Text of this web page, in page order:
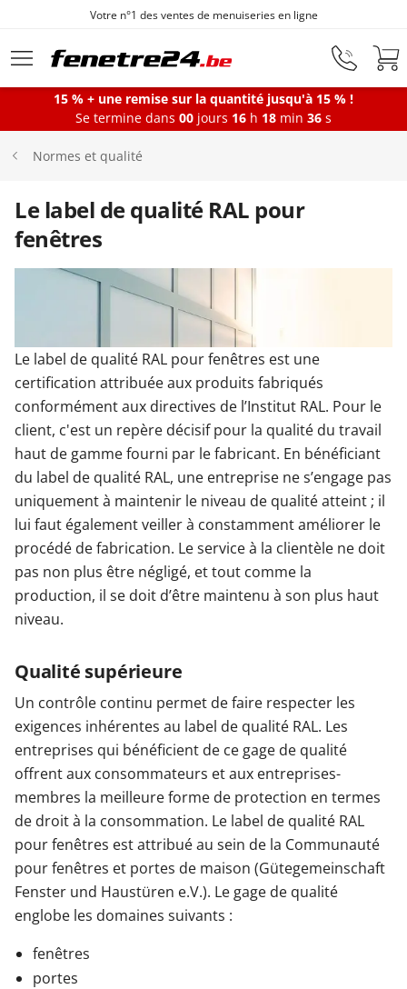
Aller au contenu principal
Votre n°1 des ventes de menuiseries en ligne
Fenêtres
Protections solaires
Garages & Carports
Clôtures et portails
M'identifier
15 % + une remise sur la quantité jusqu'à 15 % !
Se termine dans 00 jours 16 h 18 min 36 s
Normes et qualité
Le label de qualité RAL pour
fenêtres
Le label de qualité RAL pour fenêtres est une
certification attribuée aux produits fabriqués
conformément aux directives de l’Institut RAL. Pour le
client, c'est un repère décisif pour la qualité du travail
haut de gamme fourni par le fabricant. En bénéficiant
du label de qualité RAL, une entreprise ne s’engage pas
uniquement à maintenir le niveau de qualité atteint ; il
lui faut également veiller à constamment améliorer le
procédé de fabrication. Le service à la clientèle ne doit
pas non plus être négligé, et tout comme la
production, il se doit d’être maintenu à son plus haut
niveau.
Qualité supérieure
Un contrôle continu permet de faire respecter les
exigences inhérentes au label de qualité RAL. Les
entreprises qui bénéficient de ce gage de qualité
offrent aux consommateurs et aux entreprises-
membres la meilleure forme de protection en termes
de droit à la consommation. Le label de qualité RAL
pour fenêtres est attribué au sein de la Communauté
pour fenêtres et portes de maison (Gütegemeinschaft
Fenster und Haustüren e.V.). Le gage de qualité
englobe les domaines suivants :
fenêtres
portes